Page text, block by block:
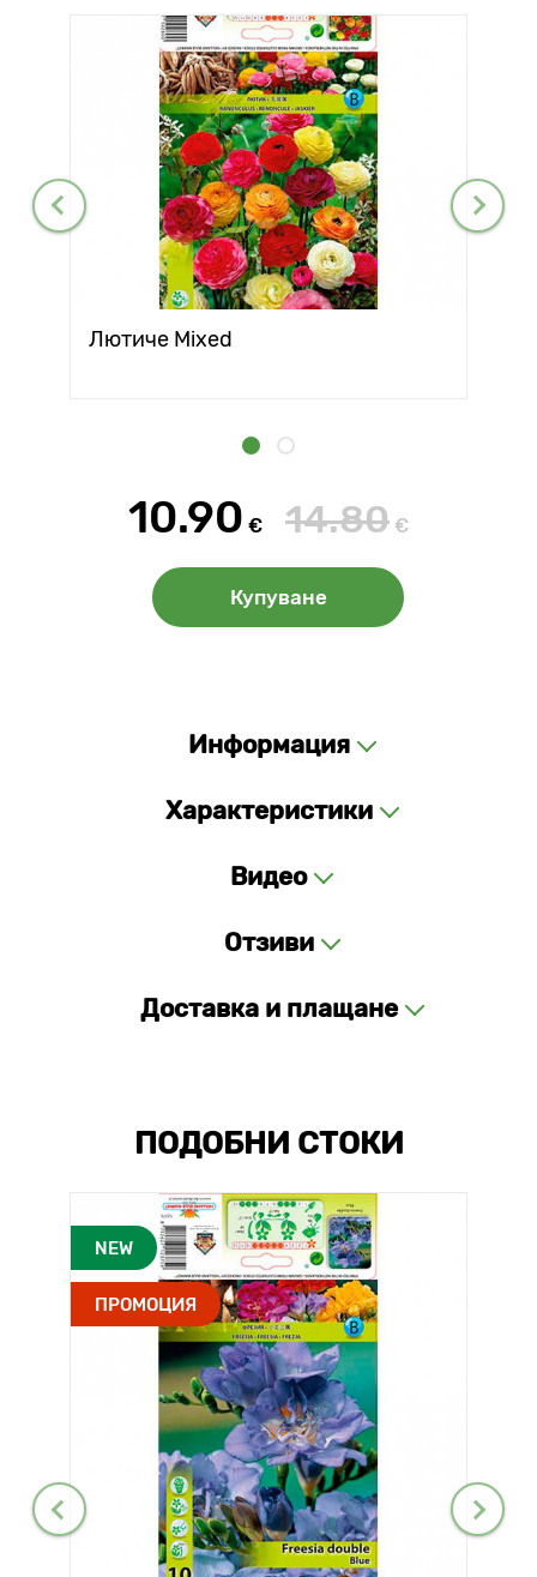
Лютиче Mixed
10.90 € 14.80 €
Купуване
Информация
Характеристики
Видео
Отзиви
Доставка и плащане
ПОДОБНИ СТОКИ
NEW
ПРОМОЦИЯ